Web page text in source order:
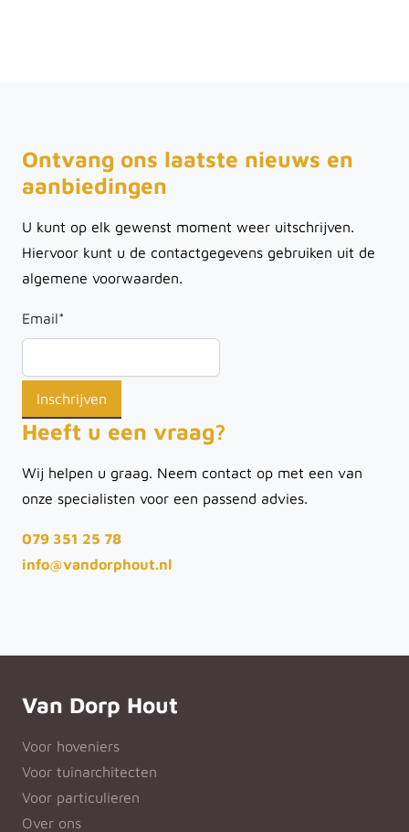
Ontvang ons laatste nieuws en
aanbiedingen
U kunt op elk gewenst moment weer uitschrijven.
Hiervoor kunt u de contactgegevens gebruiken uit de
algemene voorwaarden.
Email*
Heeft u een vraag?
Wij helpen u graag. Neem contact op met een van
onze specialisten voor een passend advies.
079 351 25 78
info@vandorphout.nl
Van Dorp Hout
Voor hoveniers
Voor tuinarchitecten
Voor particulieren
Over ons